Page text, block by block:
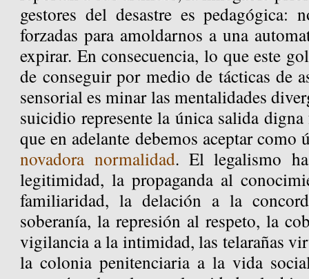
gestores del desastre es pedagógica:
forzadas para amoldarnos a una
expirar. En consecuencia, lo que este
de conseguir por medio de tácticas de
sensorial es minar las mentalidades
suicidio represente la única salida
que en adelante debemos aceptar como
novadora normalidad. El legalismo
legitimidad, la propaganda al
familiaridad, la delación a la
soberanía, la represión al respeto, la
vigilancia a la intimidad, las telarañas
la colonia penitenciaria a la vida